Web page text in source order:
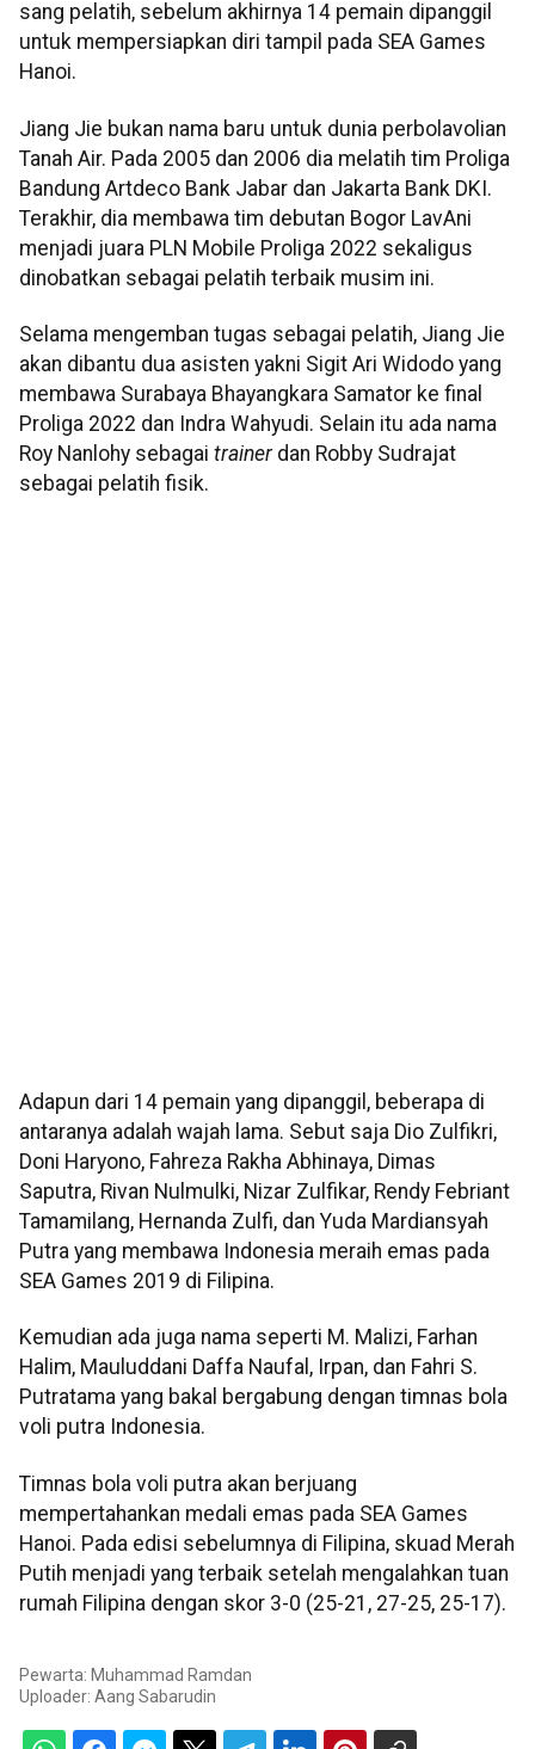
sang pelatih, sebelum akhirnya 14 pemain dipanggil
untuk mempersiapkan diri tampil pada SEA Games
Hanoi.
Jiang Jie bukan nama baru untuk dunia perbolavolian
Tanah Air. Pada 2005 dan 2006 dia melatih tim Proliga
Bandung Artdeco Bank Jabar dan Jakarta Bank DKI.
Terakhir, dia membawa tim debutan Bogor LavAni
menjadi juara PLN Mobile Proliga 2022 sekaligus
dinobatkan sebagai pelatih terbaik musim ini.
Selama mengemban tugas sebagai pelatih, Jiang Jie
akan dibantu dua asisten yakni Sigit Ari Widodo yang
membawa Surabaya Bhayangkara Samator ke final
Proliga 2022 dan Indra Wahyudi. Selain itu ada nama
Roy Nanlohy sebagai trainerdan Robby Sudrajat
sebagai pelatih fisik.
Adapun dari 14 pemain yang dipanggil, beberapa di
antaranya adalah wajah lama. Sebut saja Dio Zulfikri,
Doni Haryono, Fahreza Rakha Abhinaya, Dimas
Saputra, Rivan Nulmulki, Nizar Zulfikar, Rendy Febriant
Tamamilang, Hernanda Zulfi, dan Yuda Mardiansyah
Putra yang membawa Indonesia meraih emas pada
SEA Games 2019 di Filipina.
Kemudian ada juga nama seperti M. Malizi, Farhan
Halim, Mauluddani Daffa Naufal, Irpan, dan Fahri S.
Putratama yang bakal bergabung dengan timnas bola
voli putra Indonesia.
Timnas bola voli putra akan berjuang
mempertahankan medali emas pada SEA Games
Hanoi. Pada edisi sebelumnya di Filipina, skuad Merah
Putih menjadi yang terbaik setelah mengalahkan tuan
rumah Filipina dengan skor 3-0 (25-21, 27-25, 25-17).
Pewarta: Muhammad Ramdan
Uploader: Aang Sabarudin